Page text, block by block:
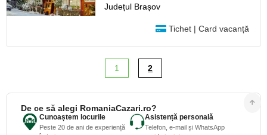
Județul Brașov
Tichet | Card vacanță
1 2
De ce să alegi RomaniaCazari.ro?
Cunoaștem locurile
Peste 20 de ani de experiență
Asistență personală
Telefon, e-mail și WhatsApp